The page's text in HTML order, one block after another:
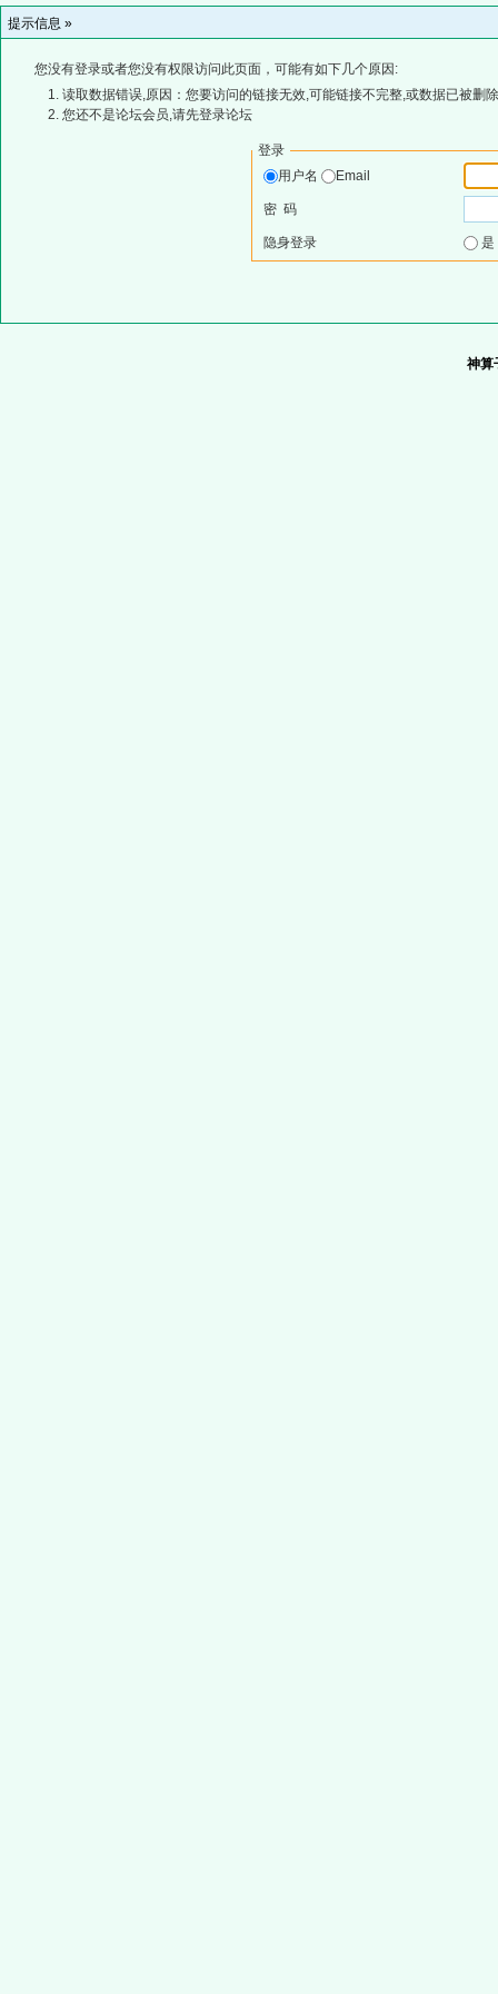
提示信息 »
您没有登录或者您没有权限访问此页面，可能有如下几个原因:
读取数据错误,原因：您要访问的链接无效,可能链接不完整,或数据已被删
您还不是论坛会员,请先登录论坛
登录
用户名
Email
密 码
隐身登录
神算